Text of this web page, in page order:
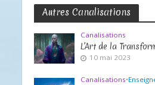
Autres Canalisations
Canalisations
L’Art de la
10 mai 2023
Canalisations•